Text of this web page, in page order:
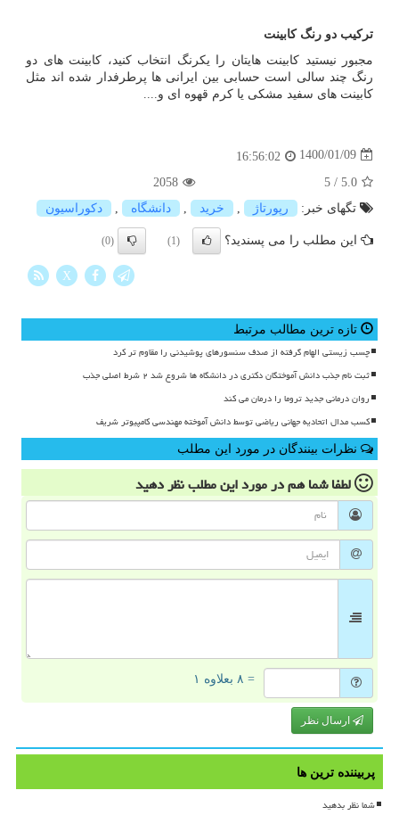
ترکیب دو رنگ کابینت
مجبور نیستید کابینت هایتان را یکرنگ انتخاب کنید، کابینت های دو
رنگ چند سالی است حسابی بین ایرانی ها پرطرفدار شده اند مثل
کابینت های سفید مشکی یا کرم قهوه ای و....
1400/01/09
16:56:02
5.0
/
5
2058
تگهای خبر:
رپورتاژ خرید دانشگاه دكوراسیون
این مطلب را می پسندید؟ (1)
(0)
X
تازه ترین مطالب مرتبط
چسب زیستی الهام گرفته از صدف سنسورهای پوشیدنی را مقاوم تر کرد
ثبت نام جذب دانش آموختگان دکتری در دانشگاه ها شروع شد ۲ شرط اصلی جذب
روان درمانی جدید تروما را درمان می کند
کسب مدال اتحادیه جهانی ریاضی توسط دانش آموخته مهندسی کامپیوتر شریف
نظرات بینندگان در مورد این مطلب
لطفا شما همدر مورد این مطلبنظر دهید
= ۸ بعلاوه ۱
ارسال نظر
پربیننده ترین ها
شما نظر بدهید